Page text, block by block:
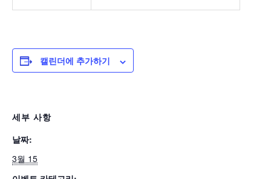
캘린더에 추가하기
세부 사항
날짜:
3월 15